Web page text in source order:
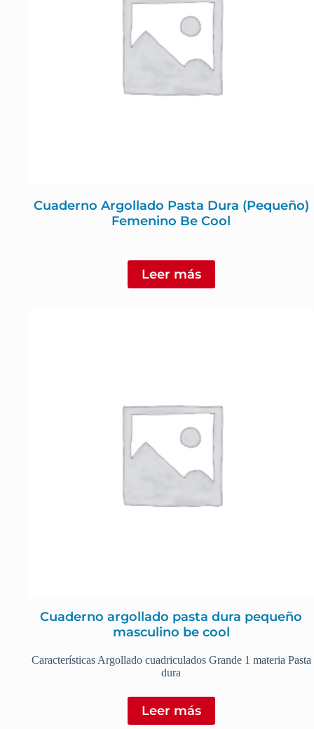
Cuaderno Argollado Pasta Dura (Pequeño)
Femenino Be Cool
Leer más
Cuaderno argollado pasta dura pequeño
masculino be cool
Características Argollado cuadriculados Grande 1 materia Pasta
dura
Leer más